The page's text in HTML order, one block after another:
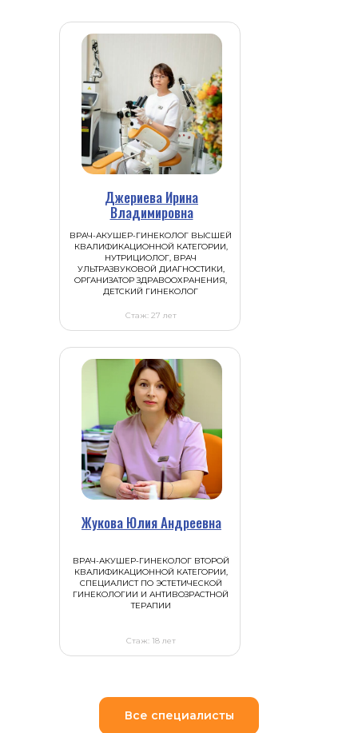
Джериева Ирина
Владимировна
ВРАЧ-АКУШЕР-ГИНЕКОЛОГ ВЫСШЕЙ
КВАЛИФИКАЦИОННОЙ КАТЕГОРИИ,
НУТРИЦИОЛОГ, ВРАЧ
УЛЬТРАЗВУКОВОЙ ДИАГНОСТИКИ,
ОРГАНИЗАТОР ЗДРАВООХРАНЕНИЯ,
ДЕТСКИЙ ГИНЕКОЛОГ
Стаж: 27 лет
Жукова Юлия Андреевна
ВРАЧ-АКУШЕР-ГИНЕКОЛОГ ВТОРОЙ
КВАЛИФИКАЦИОННОЙ КАТЕГОРИИ,
СПЕЦИАЛИСТ ПО ЭСТЕТИЧЕСКОЙ
ГИНЕКОЛОГИИ И АНТИВОЗРАСТНОЙ
ТЕРАПИИ
Стаж: 18 лет
Все специалисты